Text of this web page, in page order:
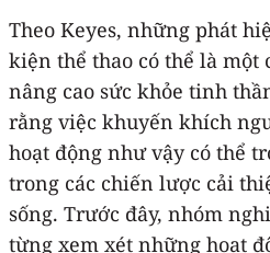
Theo Keyes, những phát
kiện thể thao có thể là một
nâng cao sức khỏe tinh
rằng việc khuyến khích
hoạt động như vậy có thể
trong các chiến lược cải
sống. Trước đây, nhóm
từng xem xét những hoạt